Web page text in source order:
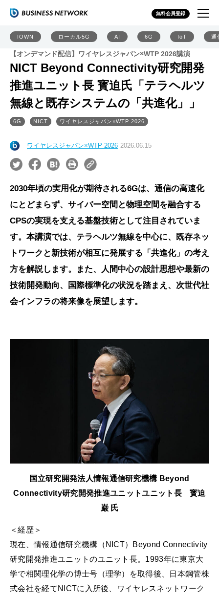
無料会員登録
IOWN ローカル5G AI 6G IoT 通
【オンデマンド配信】ワイヤレスジャパン×WTP 2026講演
NICT Beyond Connectivity研究開発
推進ユニット長 寳迫氏「テラヘルツ
無線と既存システムの「共進化」」
6G NICT ワイヤレスジャパン×WTP 2026
ワイヤレスジャパン×WTP 2026 2026.06.15
2030年頃の実用化が期待される6Gは、通信の高速化
にとどまらず、サイバー空間と物理空間を融合する
CPSの実現を支える基盤技術として注目されていま
す。本講演では、テラヘルツ無線を中心に、既存ネッ
トワークと新技術が相互に発展する「共進化」の考え
方を解説します。また、人間中心の設計思想や最新の
技術開発動向、国際標準化の状況を踏まえ、次世代社
会インフラの将来像を展望します。
国立研究開発法人情報通信研究機構 Beyond
Connectivity研究開発推進ユニットユニット長 寳迫
巌 氏
＜経歴＞
現在、情報通信研究機構（NICT）Beyond Connectivity
研究開発推進ユニットのユニット長。1993年に東京大
学で相関理化学の博士号（理学）を取得後、日本鋼管株
式会社を経てNICTに入所後、ワイヤレスネットワーク